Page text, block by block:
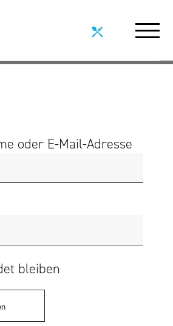
oder E-Mail-Adresse
bleiben